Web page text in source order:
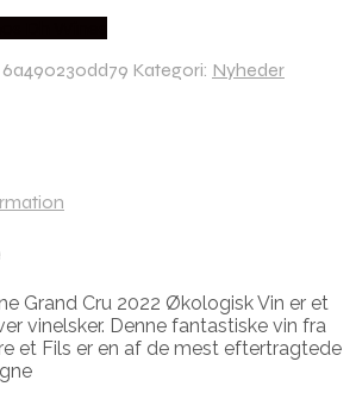
6a490230dd79 Kategori: Nyheder
Grand Cru 2022 Økologisk Vin er et
vinelsker. Denne fantastiske vin fra
et Fils er en af de mest eftertragtede